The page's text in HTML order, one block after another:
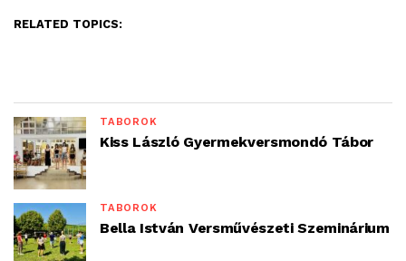
RELATED TOPICS:
TÁBOROK
Kiss László Gyermekversmondó Tábor
TÁBOROK
Bella István Versművészeti Szeminárium